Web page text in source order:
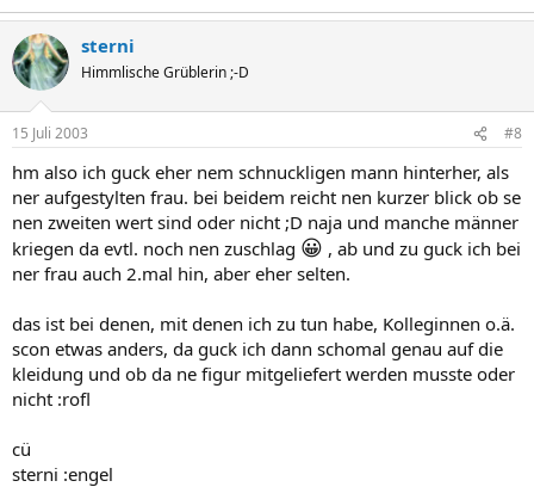
sterni
Himmlische Grüblerin ;-D
15 Juli 2003 #8
hm also ich guck eher nem schnuckligen mann hinterher, als
ner aufgestylten frau. bei beidem reicht nen kurzer blick ob se
nen zweiten wert sind oder nicht ;D naja und manche männer
kriegen da evtl. noch nen zuschlag 😀 , ab und zu guck ich bei
ner frau auch 2.mal hin, aber eher selten.
das ist bei denen, mit denen ich zu tun habe, Kolleginnen o.ä.
scon etwas anders, da guck ich dann schomal genau auf die
kleidung und ob da ne figur mitgeliefert werden musste oder
nicht :rofl
cü
sterni :engel